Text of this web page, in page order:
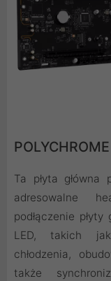
Ta płyta główna
adresowalne
podłączenie
LED, takich
chłodzenia,
także